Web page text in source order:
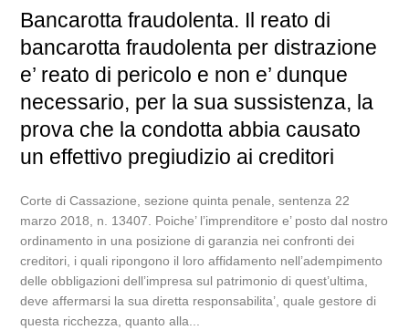
Bancarotta fraudolenta. Il reato di
bancarotta fraudolenta per distrazione
e’ reato di pericolo e non e’ dunque
necessario, per la sua sussistenza, la
prova che la condotta abbia causato
un effettivo pregiudizio ai creditori
Corte di Cassazione, sezione quinta penale, sentenza 22
marzo 2018, n. 13407. Poiche’ l’imprenditore e’ posto dal nostro
ordinamento in una posizione di garanzia nei confronti dei
creditori, i quali ripongono il loro affidamento nell’adempimento
delle obbligazioni dell’impresa sul patrimonio di quest’ultima,
deve affermarsi la sua diretta responsabilita’, quale gestore di
questa ricchezza, quanto alla...